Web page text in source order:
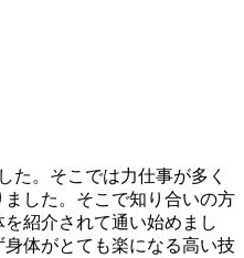
た。そこでは力仕事が多く
した。そこで知り合いの方
紹介されて通い始めまし
体がとても楽になる高い技